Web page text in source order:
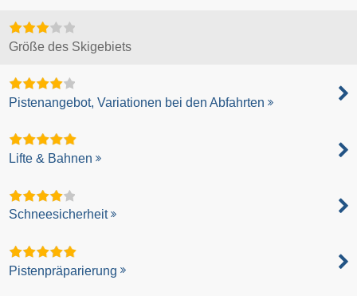
Größe des Skigebiets
Pistenangebot, Variationen bei den Abfahrten
Lifte & Bahnen
Schneesicherheit
Pistenpräparierung